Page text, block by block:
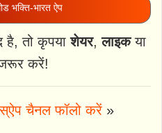
भक्ति-भारत ऐप
तो कृपयाशेयर,लाइकया
करें!
चैनल फॉलो करें»